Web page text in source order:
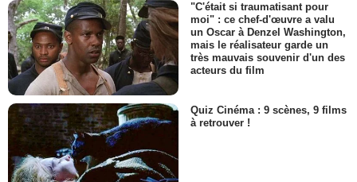
"C'était si traumatisant pour
moi" : ce chef-d'œuvre a valu
un Oscar à Denzel Washington,
mais le réalisateur garde un
très mauvais souvenir d'un des
acteurs du film
Quiz Cinéma : 9 scènes, 9 films
à retrouver !